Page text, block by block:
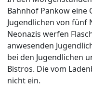
Bahnhof Pankow eine
Jugendlichen von fünf
Neonazis werfen
anwesenden
bei den Jugendlichen
Bistros. Die vom
nicht ein.